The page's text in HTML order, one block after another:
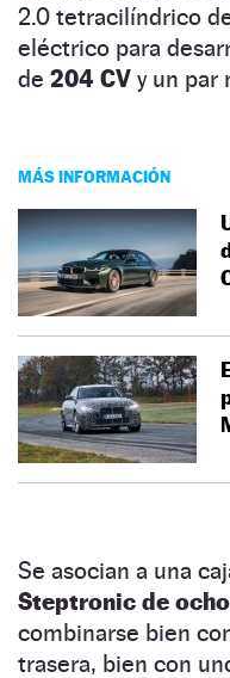
2.0 tetracilíndrico
eléctrico para
de 204 CV y un par
MÁS INFORMACIÓN
Se asocian a una
Steptronic de
combinarse bien
trasera, bien con